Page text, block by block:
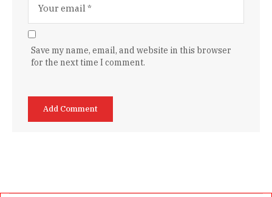
Save my name, email, and website in this browser
for the next time I comment.